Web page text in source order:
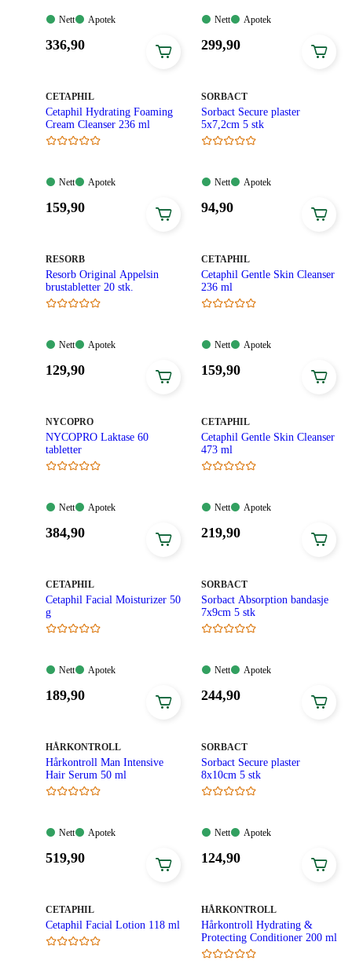
Nett:
Nett
Apotek:
Apotek
Pris:
336,90
Nett:
Nett
Apotek:
Apotek
Pris:
299,90
MERKE:
CETAPHIL
Cetaphil Hydrating Foaming
Cream Cleanser 236 ml
Nett:
Nett
Apotek:
Apotek
Pris:
159,90
MERKE:
SORBACT
Sorbact Secure plaster
5x7,2cm 5 stk
Nett:
Nett
Apotek:
Apotek
Pris:
94,90
MERKE:
RESORB
Resorb Original Appelsin
brustabletter 20 stk.
Nett:
Nett
Apotek:
Apotek
Pris:
129,90
MERKE:
CETAPHIL
Cetaphil Gentle Skin Cleanser
236 ml
Nett:
Nett
Apotek:
Apotek
Pris:
159,90
MERKE:
NYCOPRO
NYCOPRO Laktase 60
tabletter
Nett:
Nett
Apotek:
Apotek
Pris:
384,90
MERKE:
CETAPHIL
Cetaphil Gentle Skin Cleanser
473 ml
Nett:
Nett
Apotek:
Apotek
Pris:
219,90
MERKE:
CETAPHIL
Cetaphil Facial Moisturizer 50
g
Nett:
Nett
Apotek:
Apotek
Pris:
189,90
MERKE:
SORBACT
Sorbact Absorption bandasje
7x9cm 5 stk
Nett:
Nett
Apotek:
Apotek
Pris:
244,90
MERKE:
HÅRKONTROLL
Hårkontroll Man Intensive
Hair Serum 50 ml
Nett:
Nett
Apotek:
Apotek
Pris:
519,90
MERKE:
SORBACT
Sorbact Secure plaster
8x10cm 5 stk
Nett:
Nett
Apotek:
Apotek
Pris:
124,90
MERKE:
CETAPHIL
Cetaphil Facial Lotion 118 ml
MERKE:
HÅRKONTROLL
Hårkontroll Hydrating &
Protecting Conditioner 200 ml